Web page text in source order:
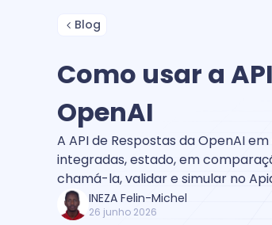
Blog
Como usar a
OpenAI
A API de Respostas da OpenAI
integradas, estado, em
chamá-la, validar e simular no
INEZA Felin-Michel
26 junho 2026